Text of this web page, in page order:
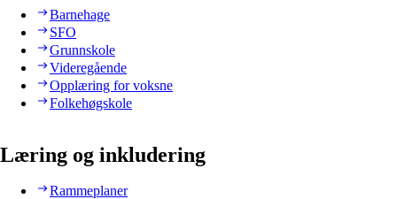
Barnehage
SFO
Grunnskole
Videregående
Opplæring for voksne
Folkehøgskole
Læring og inkludering
Rammeplaner